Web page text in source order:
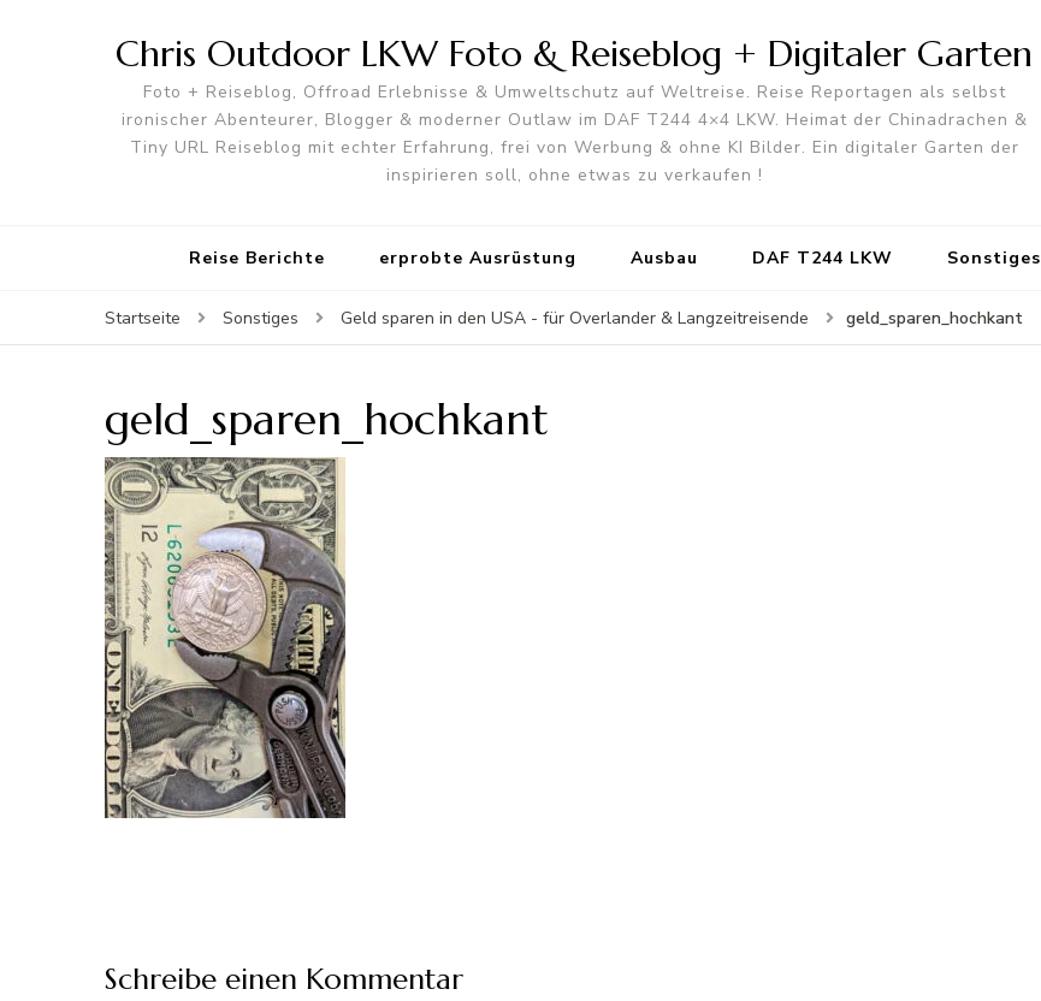
Chris Outdoor LKW Foto & Reiseblog + Digitaler Garten
Foto + Reiseblog, Offroad Erlebnisse & Umweltschutz auf Weltreise. Reise Reportagen als selbst
ironischer Abenteurer, Blogger & moderner Outlaw im DAF T244 4×4 LKW. Heimat der Chinadrachen &
Tiny URL Reiseblog mit echter Erfahrung, frei von Werbung & ohne KI Bilder. Ein digitaler Garten der
inspirieren soll, ohne etwas zu verkaufen !
Reise Berichte erprobte Ausrüstung Ausbau DAF T244 LKW Sonstiges
Startseite Sonstiges Geld sparen in den USA - für Overlander & Langzeitreisende geld_sparen_hochkant
geld_sparen_hochkant
Schreibe einen Kommentar